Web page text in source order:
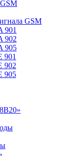
GSM
901
902
905
901
902
905